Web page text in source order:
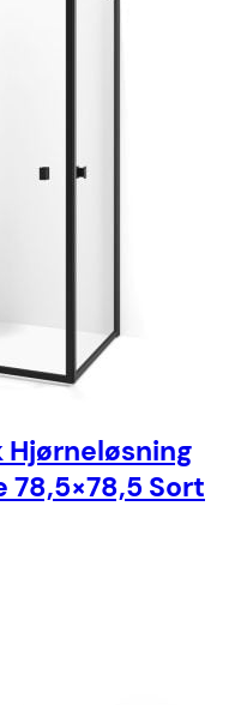
Hjørneløsning
78,5×78,5 Sort